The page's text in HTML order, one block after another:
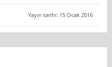
Yayın tarihi: 15 Ocak 2016